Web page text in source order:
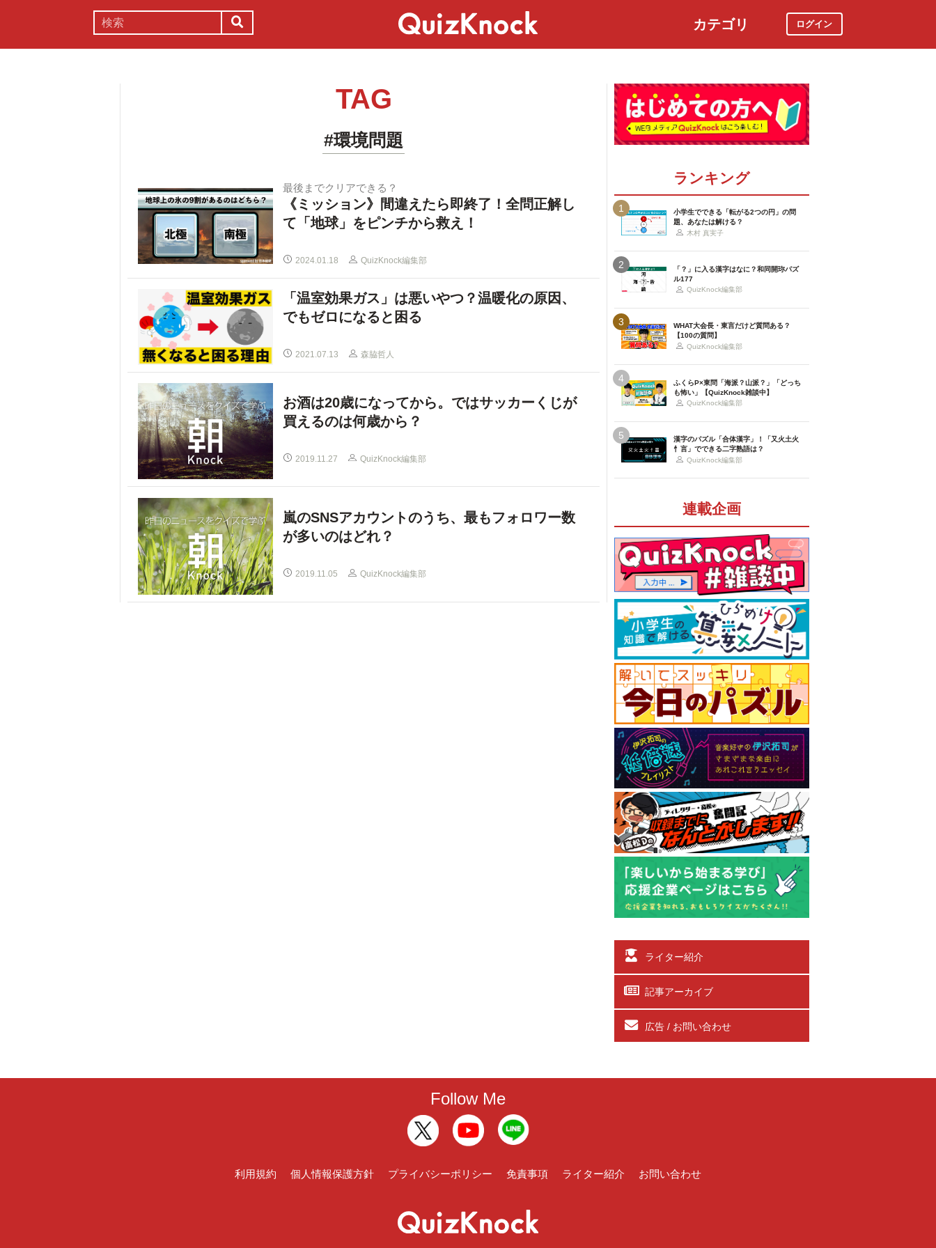
カテゴリ ログイン
TAG
#環境問題
最後までクリアできる？
《ミッション》間違えたら即終了！全問正解し
て「地球」をピンチから救え！
2024.01.18 QuizKnock編集部
「温室効果ガス」は悪いやつ？温暖化の原因、
でもゼロになると困る
2021.07.13 森脇哲人
お酒は20歳になってから。ではサッカーくじが
買えるのは何歳から？
2019.11.27 QuizKnock編集部
嵐のSNSアカウントのうち、最もフォロワー数
が多いのはどれ？
2019.11.05 QuizKnock編集部
ランキング
1
小学生でできる「転がる2つの円」の問
題、あなたは解ける？
木村 真実子
2
「？」に入る漢字はなに？和同開珎パズ
ル177
QuizKnock編集部
3
WHAT大会長・東言だけど質問ある？
【100の質問】
QuizKnock編集部
4
ふくらP×東問「海派？山派？」「どっち
も怖い」【QuizKnock雑談中】
QuizKnock編集部
5
漢字のパズル「合体漢字」！「又火土火
忄言」でできる二字熟語は？
QuizKnock編集部
連載企画
ライター紹介
記事アーカイブ
広告 / お問い合わせ
Follow Me
利用規約 個人情報保護方針 プライバシーポリシー 免責事項 ライター紹介 お問い合わせ